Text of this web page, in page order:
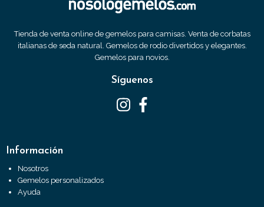
Tienda de venta online de gemelos para camisas. Venta de corbatas
italianas de seda natural. Gemelos de rodio divertidos y elegantes.
Gemelos para novios.
Síguenos
Información
Nosotros
Gemelos personalizados
Ayuda